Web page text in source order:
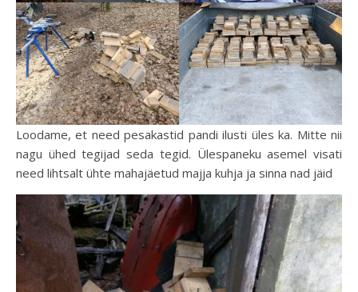
Loodame, et need pesakastid pandi ilusti üles ka. Mitte nii
nagu ühed tegijad seda tegid. Ülespaneku asemel visati
need lihtsalt ühte mahajäetud majja kuhja ja sinna nad jäid